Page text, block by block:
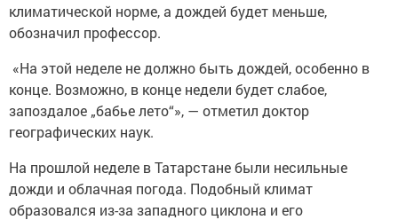
климатической норме, а дождей будет меньше,
обозначил профессор.
«На этой неделе не должно быть дождей, особенно в
конце. Возможно, в конце недели будет слабое,
запоздалое „бабье лето“», — отметил доктор
географических наук.
На прошлой неделе в Татарстане были несильные
дожди и облачная погода. Подобный климат
образовался из-за западного циклона и его